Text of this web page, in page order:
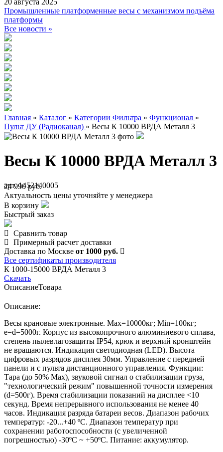
20 августа 2025
Промышленные платформенные весы с механизмом подъёма
платформы
Все новости »
Главная » Каталог » Категории Фильтра » Функционал »
Пульт ДУ (Радиоканал) » Весы К 10000 ВРДА Металл 3
Весы К 10000 ВРДА Металл 3
арт. 1452140005
24 990 руб.
Актуальность цены уточняйте у менеджера
В корзину
Быстрый заказ
Сравнить товар
Примерный расчет доставки
Доставка по Москве от 1000 руб.
Все сертификаты производителя
К 1000-15000 ВРДА Металл 3
Скачать
ОписаниеТовара
Описание:
Весы крановые электронные. Мах=10000кг; Min=100кг;
e=d=5000г. Корпус из высокопрочного алюминиевого сплава,
степень пылевлагозащиты IP54, крюк и верхний кронштейн
не вращаются. Индикация светодиодная (LED). Высота
цифровых разрядов дисплея 30мм. Управление с передней
панели и с пульта дистанционного управления. Функции:
Тара (до 50% Мах), звуковой сигнал о стабилизации груза,
"технологический режим" повышенной точности измерения
(d=500г). Время стабилизации показаний на дисплее <10
секунд. Время непрерывного использования не менее 40
часов. Индикация разряда батареи весов. Диапазон рабочих
температур: -20...+40 ºС. Диапазон температур при
сохранении работоспособности (с увеличенной
погрешностью) -30ºС ~ +50ºС. Питание: аккумулятор.